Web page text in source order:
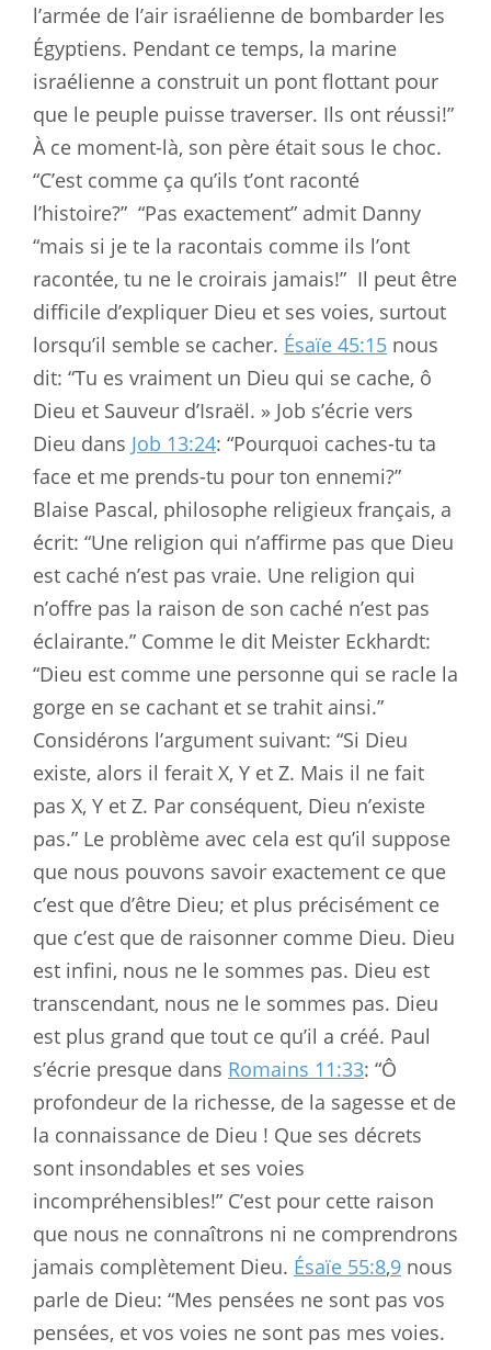
l’armée de l’air israélienne de bombarder les
Égyptiens. Pendant ce temps, la marine
israélienne a construit un pont flottant pour
que le peuple puisse traverser. Ils ont réussi!”
À ce moment-là, son père était sous le choc.
“C’est comme ça qu’ils t’ont raconté
l’histoire?” “Pas exactement” admit Danny
“mais si je te la racontais comme ils l’ont
racontée, tu ne le croirais jamais!” Il peut être
difficile d’expliquer Dieu et ses voies, surtout
lorsqu’il semble se cacher. Ésaïe 45:15 nous
dit: “Tu es vraiment un Dieu qui se cache, ô
Dieu et Sauveur d’Israël. » Job s’écrie vers
Dieu dans Job 13:24: “Pourquoi caches-tu ta
face et me prends-tu pour ton ennemi?”
Blaise Pascal, philosophe religieux français, a
écrit: “Une religion qui n’affirme pas que Dieu
est caché n’est pas vraie. Une religion qui
n’offre pas la raison de son caché n’est pas
éclairante.” Comme le dit Meister Eckhardt:
“Dieu est comme une personne qui se racle la
gorge en se cachant et se trahit ainsi.”
Considérons l’argument suivant: “Si Dieu
existe, alors il ferait X, Y et Z. Mais il ne fait
pas X, Y et Z. Par conséquent, Dieu n’existe
pas.” Le problème avec cela est qu’il suppose
que nous pouvons savoir exactement ce que
c’est que d’être Dieu; et plus précisément ce
que c’est que de raisonner comme Dieu. Dieu
est infini, nous ne le sommes pas. Dieu est
transcendant, nous ne le sommes pas. Dieu
est plus grand que tout ce qu’il a créé. Paul
s’écrie presque dans Romains 11:33: “Ô
profondeur de la richesse, de la sagesse et de
la connaissance de Dieu ! Que ses décrets
sont insondables et ses voies
incompréhensibles!” C’est pour cette raison
que nous ne connaîtrons ni ne comprendrons
jamais complètement Dieu. Ésaïe 55:8,9 nous
parle de Dieu: “Mes pensées ne sont pas vos
pensées, et vos voies ne sont pas mes voies.